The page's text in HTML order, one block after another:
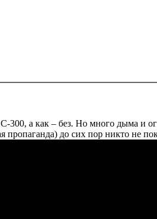
300, а как – без. Но много дыма и
до сих пор никто не